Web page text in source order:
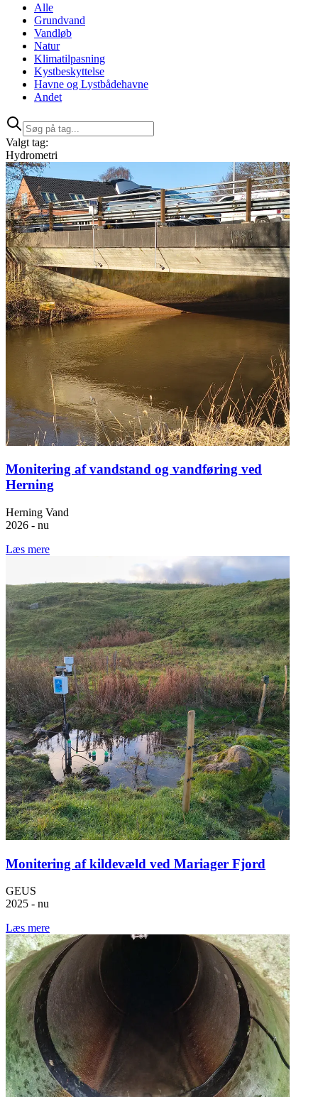
Alle
Grundvand
Vandløb
Natur
Klimatilpasning
Kystbeskyttelse
Havne og Lystbådehavne
Andet
Valgt tag:
Hydrometri
Monitering af vandstand og vandføring ved
Herning
Herning Vand
2026 - nu
Læs mere
Monitering af kildevæld ved Mariager Fjord
GEUS
2025 - nu
Læs mere